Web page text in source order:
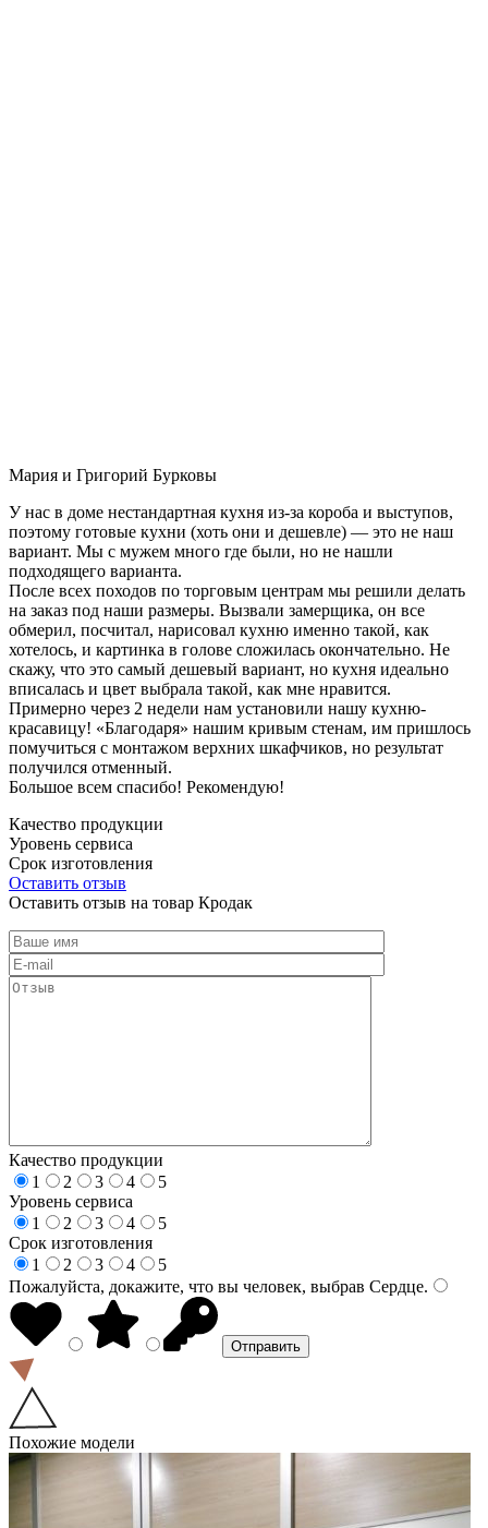
Мария и Григорий Бурковы
У нас в доме нестандартная кухня из-за короба и выступов,
поэтому готовые кухни (хоть они и дешевле) — это не наш
вариант. Мы с мужем много где были, но не нашли
подходящего варианта.
После всех походов по торговым центрам мы решили делать
на заказ под наши размеры. Вызвали замерщика, он все
обмерил, посчитал, нарисовал кухню именно такой, как
хотелось, и картинка в голове сложилась окончательно. Не
скажу, что это самый дешевый вариант, но кухня идеально
вписалась и цвет выбрала такой, как мне нравится.
Примерно через 2 недели нам установили нашу кухню-
красавицу! «Благодаря» нашим кривым стенам, им пришлось
помучиться с монтажом верхних шкафчиков, но результат
получился отменный.
Большое всем спасибо! Рекомендую!
Качество продукции
Уровень сервиса
Срок изготовления
Оставить отзыв
Оставить отзыв на товар Кродак
Качество продукции
1
2 3 4
5
Уровень сервиса
1
2 3 4
5
Срок изготовления
1
2 3 4
5
Пожалуйста, докажите, что вы человек, выбрав Сердце.
Похожие модели